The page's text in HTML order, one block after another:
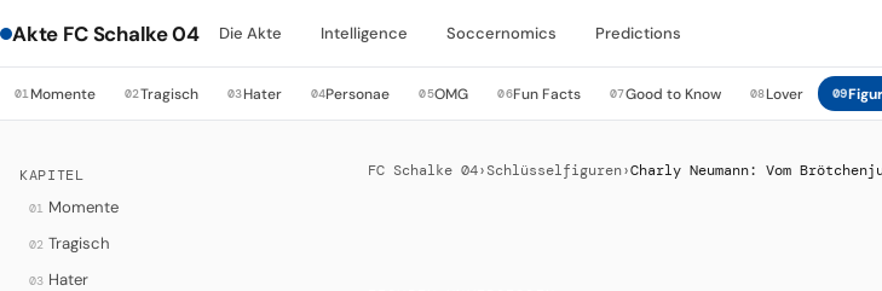
Akte FC Schalke 04 Die Akte Intelligence Soccernomics Predictions
01Momente 02Tragisch 03Hater 04Personae 05OMG 06Fun Facts 07Good to Know 08Lover 09
KAPITEL
01 Momente
02 Tragisch
03 Hater
FC Schalke 04› Schlüsselfiguren›Charly Neumann: Vom